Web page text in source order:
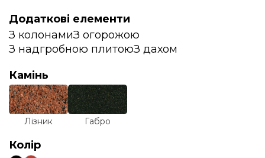
Додаткові елементи
З колонамиЗ огорожою
З надгробною плитоюЗ дахом
Камінь
Лізник Габро
Колір